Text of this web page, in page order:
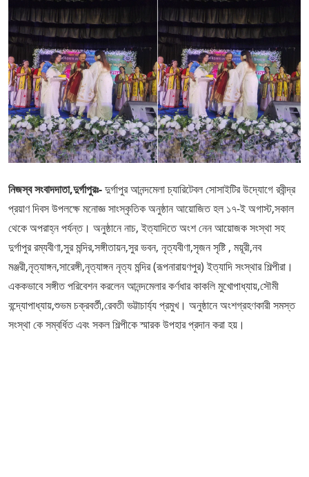
নিজস্ব সংবাদদাতা,দুর্গাপুরঃ-দুর্গাপুর আনন্দমেলা চ্যারিটেবল সোসাইটির উদ্যোগে রবীন্দ্র
প্রয়াণ দিবস উপলক্ষে মনোজ্ঞ সাংস্কৃতিক অনুষ্ঠান আয়োজিত হল ১৭-ই অগাস্ট,সকাল
থেকে অপরাহ্ন পর্যন্ত। অনুষ্ঠানে নাচ, ইত্যাদিতে অংশ নেন আয়োজক সংস্থা সহ
দুর্গাপুর রম্যবীণা,সুর মন্দির,সঙ্গীতায়ন,সুর ভবন, নৃত্যবীণা,সৃজন সৃষ্টি , ময়ূরী,নব
মঞ্জরী,নৃত্যাঙ্গন,সারেঙ্গী,নৃত্যাঙ্গন নৃত্য মন্দির (রূপনারায়ণপুর) ইত্যাদি সংস্থার শিল্পীরা।
এককভাবে সঙ্গীত পরিবেশন করলেন আনন্দমেলার কর্ণধার কাকলি মুখোপাধ্যায়,সৌমী
বন্দ্যোপাধ্যায়,শুভম চক্রবর্তী,রেবতী ভট্টাচার্য্য প্রমুখ। অনুষ্ঠানে অংশগ্রহণকারী সমস্ত
সংস্থা কে সম্বর্ধিত এবং সকল শিল্পীকে স্মারক উপহার প্রদান করা হয়।